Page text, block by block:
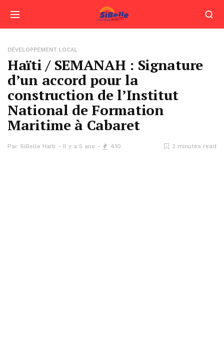
DÉVELOPPEMENT LOCAL
Haïti / SEMANAH : Signature
d’un accord pour la
construction de l’Institut
National de Formation
Maritime à Cabaret
Par SiBelle Haiti Il y a 5 ans 410 2 minutes read